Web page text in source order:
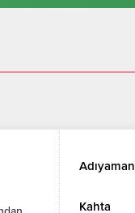
Adıyaman
Kahta